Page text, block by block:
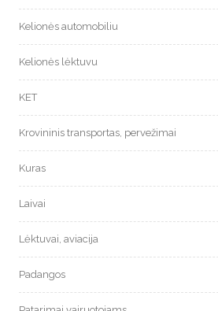
Kelionės automobiliu
Kelionės lėktuvu
KET
Krovininis transportas, pervežimai
Kuras
Laivai
Lėktuvai, aviacija
Padangos